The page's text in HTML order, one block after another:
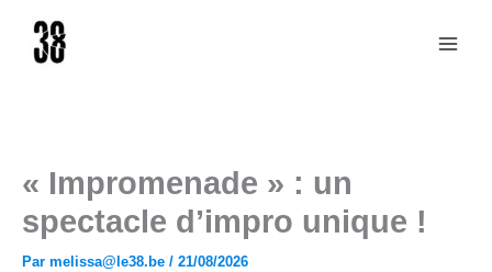
contenu
« Impromenade » : un
spectacle d’impro unique !
Par melissa@le38.be / 21/08/2026